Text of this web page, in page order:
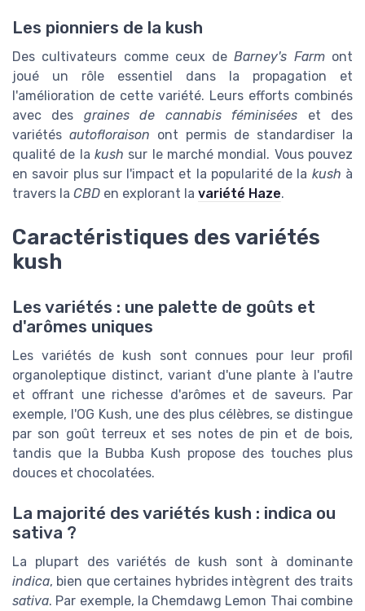
Les pionniers de la kush
Des cultivateurs comme ceux deBarney's Farmont
joué un rôle essentiel dans la propagation et
l'amélioration de cette variété. Leurs efforts combinés
avec des graines de cannabis féminisées et des
variétés autofloraison ont permis de standardiser la
qualité de la kush sur le marché mondial. Vous pouvez
en savoir plus sur l'impact et la popularité de la kush à
travers la CBD en explorant la variété Haze.
Caractéristiques des variétés
kush
Les variétés : une palette de goûts et
d'arômes uniques
Les variétés de kush sont connues pour leur profil
organoleptique distinct, variant d'une plante à l'autre
et offrant une richesse d'arômes et de saveurs. Par
exemple, l'OG Kush, une des plus célèbres, se distingue
par son goût terreux et ses notes de pin et de bois,
tandis que la Bubba Kush propose des touches plus
douces et chocolatées.
La majorité des variétés kush : indica ou
sativa ?
La plupart des variétés de kush sont à dominante
indica, bien que certaines hybrides intègrent des traits
sativa. Par exemple, la Chemdawg Lemon Thai combine